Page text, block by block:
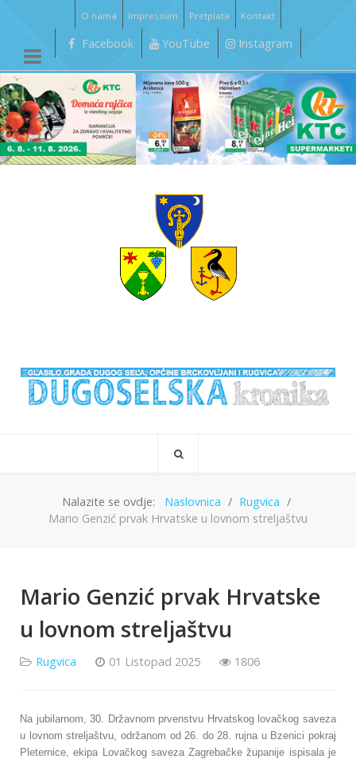
O nama Impressum Pretplata Kontakt
Facebook YouTube Instagram
Nalazite se ovdje: Naslovnica
Rugvica
Mario Genzić prvak Hrvatske u lovnom streljaštvu
Mario Genzić prvak Hrvatske
u lovnom streljaštvu
Rugvica 01 Listopad 2025 1806
Na jubilarnom, 30. Državnom prvenstvu Hrvatskog lovačkog saveza
u lovnom streljaštvu, održanom od 26. do 28. rujna u Bzenici pokraj
Pleternice, ekipa Lovačkog saveza Zagrebačke županije ispisala je